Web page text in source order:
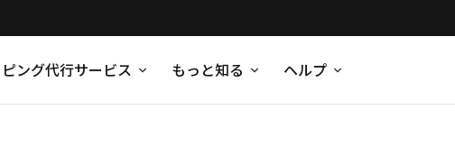
ング代行サービス もっと知る ヘルプ